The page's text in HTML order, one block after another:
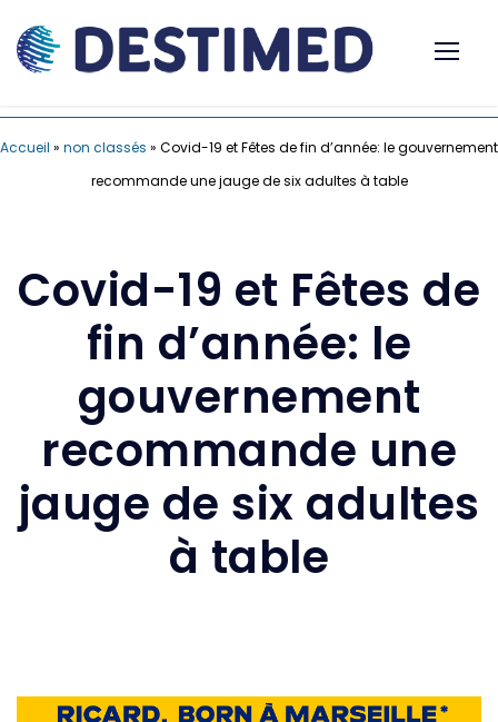
Accueil » non classés » Covid-19 et Fêtes de fin d’année: le gouvernement
recommande une jauge de six adultes à table
Covid-19 et Fêtes de
fin d’année: le
gouvernement
recommande une
jauge de six adultes
à table